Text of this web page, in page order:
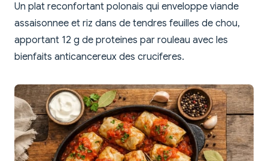
Un plat reconfortant polonais qui enveloppe viande
assaisonnee et riz dans de tendres feuilles de chou,
apportant 12 g de proteines par rouleau avec les
bienfaits anticancereux des cruciferes.